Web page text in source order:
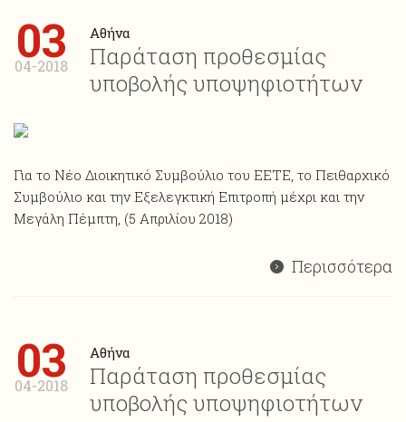
03
04-2018
Αθήνα
Παράταση προθεσμίας
υποβολής υποψηφιοτήτων
Για το Νέο Διοικητικό Συμβούλιο του ΕΕΤΕ, το Πειθαρχικό
Συμβούλιο και την Εξελεγκτική Επιτροπή μέχρι και την
Μεγάλη Πέμπτη, (5 Απριλίου 2018)
Περισσότερα
03
04-2018
Αθήνα
Παράταση προθεσμίας
υποβολής υποψηφιοτήτων